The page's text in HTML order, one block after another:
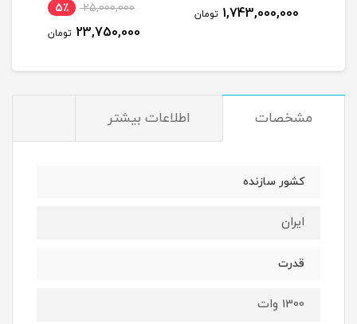
1,743,000,000 تومان 25,000,000 5٪
23,750,000 تومان
مشخصات اطلاعات بیشتر
کشور سازنده
ایران
قدرت
1300 وات